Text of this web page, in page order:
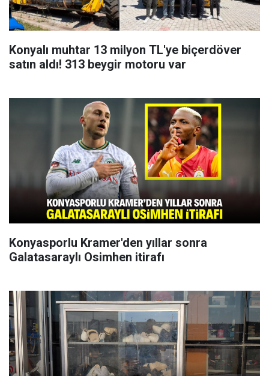
Konyalı muhtar 13 milyon TL'ye biçerdöver
satın aldı! 313 beygir motoru var
Konyasporlu Kramer'den yıllar sonra
Galatasaraylı Osimhen itirafı